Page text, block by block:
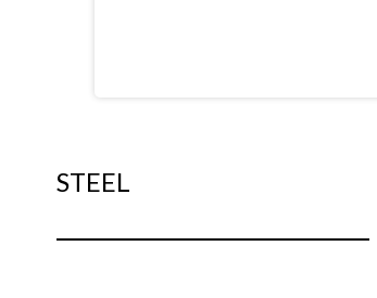
STEEL